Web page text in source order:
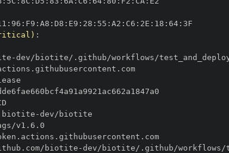
: 96 : F9 : A8 : D8 : E9 : 28 : 55 : A2 : C6 : 2E : 18 : 64:
:
-
//token.actions.githubusercontent.com
biotite -
//token.actions.githubusercontent.com
biotite-